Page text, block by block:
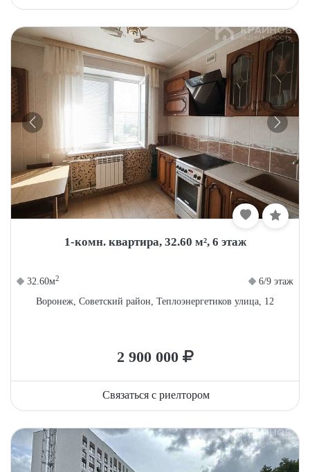
1-комн. квартира, 32.60 м², 6 этаж
32.60м2
6/9 этаж
Воронеж, Советский район, Теплоэнергетиков улица, 12
2 900 000
Связаться с риелтором